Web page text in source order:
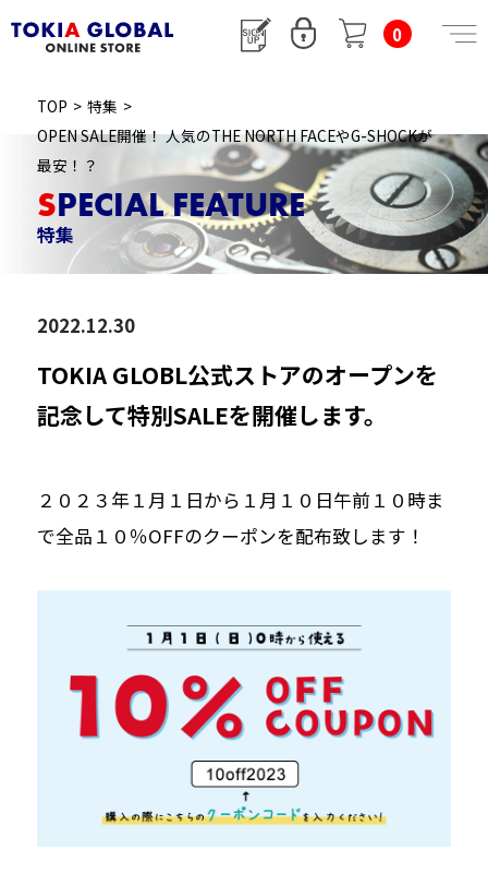
0
TOP > 特集 >
OPEN SALE開催！ 人気のTHE NORTH FACEやG-SHOCKが
最安！？
SPECIAL FEATURE
特集
2022.12.30
TOKIA GLOBL公式ストアのオープンを
記念して特別SALEを開催します。
２０２３年１月１日から１月１０日午前１０時ま
で全品１０％OFFのクーポンを配布致します！